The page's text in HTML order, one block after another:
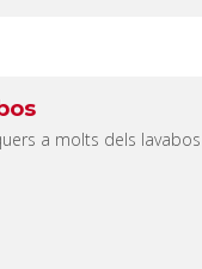
a molts dels